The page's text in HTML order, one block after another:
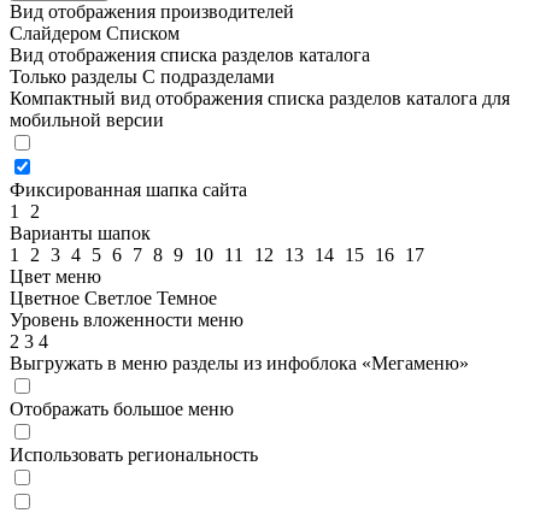
Вид отображения производителей
Слайдером Списком
Вид отображения списка разделов каталога
Только разделы С подразделами
Компактный вид отображения списка разделов каталога для
мобильной версии
Фиксированная шапка сайта
1
2
Варианты шапок
1
2 3 4 5 6 7 8 9 10 11 12 13 14 15 16 17
Цвет меню
Цветное Светлое Темное
Уровень вложенности меню
2 3 4
Выгружать в меню разделы из инфоблока «Мегаменю»
Отображать большое меню
Использовать региональность